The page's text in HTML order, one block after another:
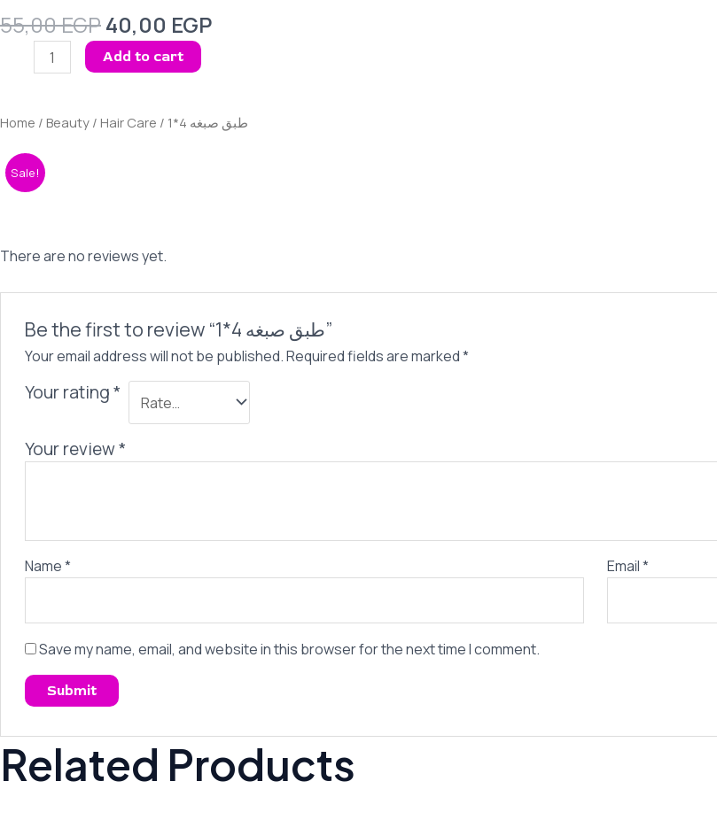
55,00EGPOriginal
price
was:
40,00 EGPCurrent
quantity
Add to cart
Home / Beauty / Hair Care / طبق صبغه 4*1
Sale!
There are no reviews yet.
Be the first to review “طبق صبغه 4*1”
Your email address will not be published.Required fields are marked*
Your rating*
Your review*
Name* Email*
Save my name, email, and website in this browser for the next time I comment.
Related Products